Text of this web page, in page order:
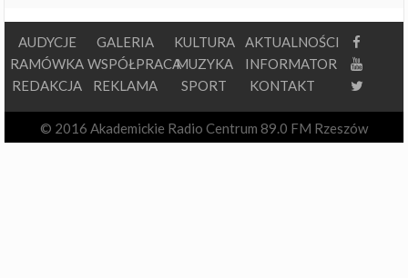
AUDYCJE
RAMÓWKA
REDAKCJA
GALERIA
WSPÓŁPRACA
REKLAMA
KULTURA
MUZYKA
SPORT
AKTUALNOŚCI
INFORMATOR
KONTAKT
© 2016 Akademickie Radio Centrum 89.0 FM Rzeszów